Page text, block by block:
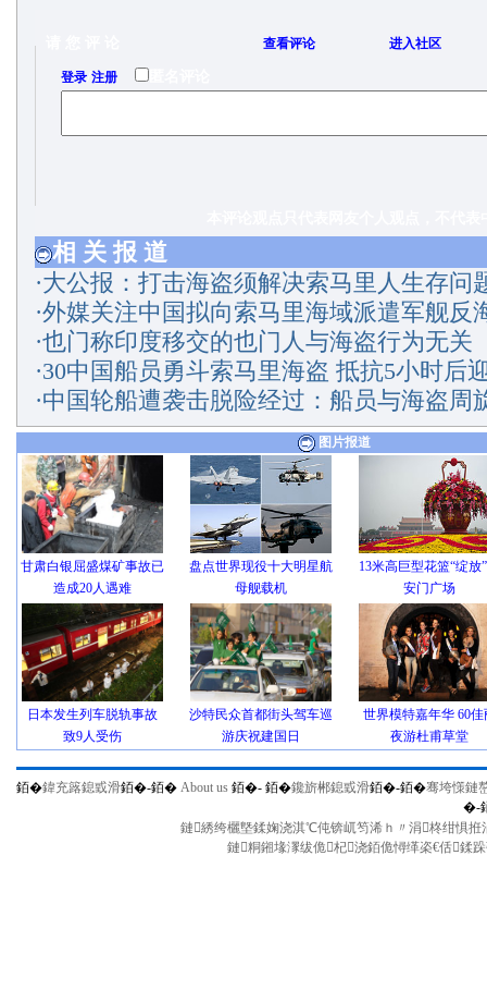
查看评论 进入社区
登录/ 注册 匿名评论
相 关 报 道
·大公报：打击海盗须解决索马里人生存问
·外媒关注中国拟向索马里海域派遣军舰反
·也门称印度移交的也门人与海盗行为无关
·30中国船员勇斗索马里海盗 抵抗5小时后
·中国轮船遭袭击脱险经过：船员与海盗周
图片报道
甘肃白银屈盛煤矿事故已
造成20人遇难
盘点世界现役十大明星航
母舰载机
13米高巨型花篮“绽放
安门广场
日本发生列车脱轨事故
致9人受伤
沙特民众首都街头驾车巡
游庆祝建国日
世界模特嘉年华 60佳
夜游杜甫草堂
銆�鍏充簬鎴戜滑銆�-銆� About us 銆�- 銆�鑱旂郴鎴戜滑銆�-銆�骞垮憡鏈
�-
鏈綉绔欐墍鍒婅浇淇℃伅锛屼笉浠ｈ〃涓柊绀惧
鏈粡鎺堟潈绂佹杞浇銆佹憳缂栥€佸鍒